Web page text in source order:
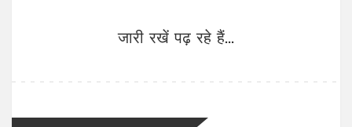
जारी रखें पढ़ रहे हैं...